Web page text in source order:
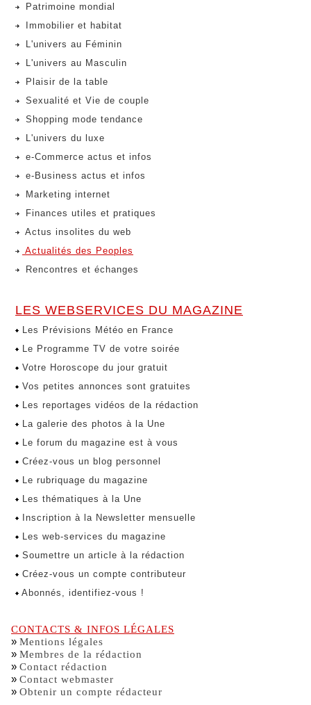
Patrimoine mondial
Immobilier et habitat
L'univers au Féminin
L'univers au Masculin
Plaisir de la table
Sexualité et Vie de couple
Shopping mode tendance
L'univers du luxe
e-Commerce actus et infos
e-Business actus et infos
Marketing internet
Finances utiles et pratiques
Actus insolites du web
Actualités des Peoples
Rencontres et échanges
LES WEBSERVICES DU MAGAZINE
Les Prévisions Météo en France
Le Programme TV de votre soirée
Votre Horoscope du jour gratuit
Vos petites annonces sont gratuites
Les reportages vidéos de la rédaction
La galerie des photos à la Une
Le forum du magazine est à vous
Créez-vous un blog personnel
Le rubriquage du magazine
Les thématiques à la Une
Inscription à la Newsletter mensuelle
Les web-services du magazine
Soumettre un article à la rédaction
Créez-vous un compte contributeur
Abonnés, identifiez-vous !
CONTACTS & INFOS LÉGALES
» Mentions légales
» Membres de la rédaction
» Contact rédaction
» Contact webmaster
» Obtenir un compte rédacteur